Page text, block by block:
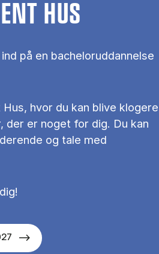
HUS
på en bacheloruddannelse
hvor du kan blive klogere
der er noget for dig. Du kan
og tale med